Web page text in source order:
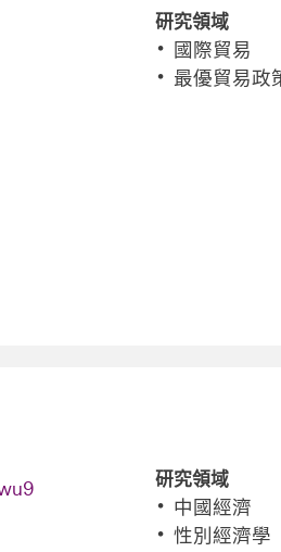
研究領域
國際貿易
最優貿易政
研究領域
中國經濟
性別經濟學